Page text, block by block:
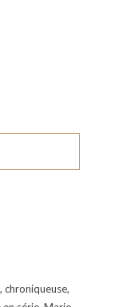
chroniqueuse,